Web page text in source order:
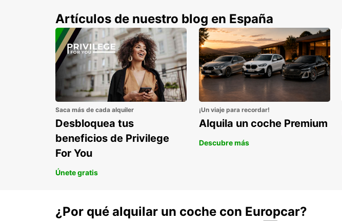
Artículos de nuestro blog en España
Saca más de cada alquiler
Desbloquea tus
beneficios de Privilege
For You
Únete gratis
¡Un viaje para recordar!
Alquila un coche Premium
Descubre más
¿Por qué alquilar un coche con Europcar?